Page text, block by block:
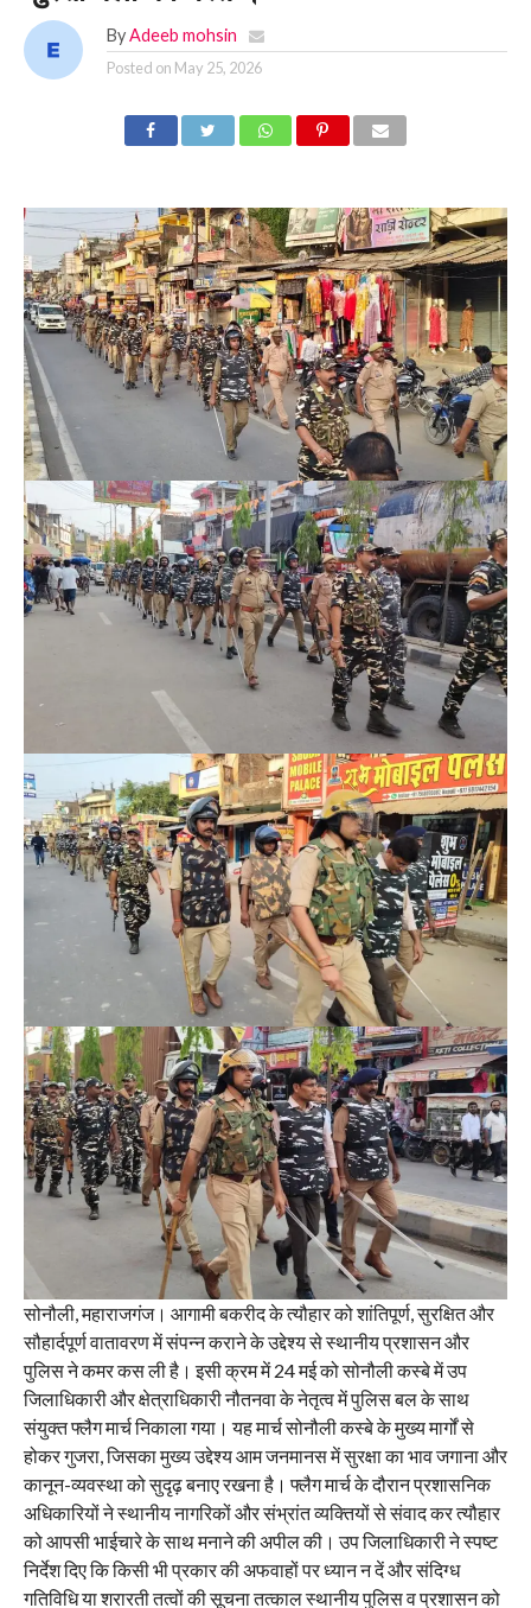
By Adeeb mohsin
Posted on May 25, 2026
सोनौली, महाराजगंज। आगामी बकरीद के त्यौहार को शांतिपूर्ण, सुरक्षित और
सौहार्दपूर्ण वातावरण में संपन्न कराने के उद्देश्य से स्थानीय प्रशासन और
पुलिस ने कमर कस ली है। इसी क्रम में 24 मई को सोनौली कस्बे में उप
जिलाधिकारी और क्षेत्राधिकारी नौतनवा के नेतृत्व में पुलिस बल के साथ
संयुक्त फ्लैग मार्च निकाला गया। यह मार्च सोनौली कस्बे के मुख्य मार्गों से
होकर गुजरा, जिसका मुख्य उद्देश्य आम जनमानस में सुरक्षा का भाव जगाना और
कानून-व्यवस्था को सुदृढ़ बनाए रखना है। फ्लैग मार्च के दौरान प्रशासनिक
अधिकारियों ने स्थानीय नागरिकों और संभ्रांत व्यक्तियों से संवाद कर त्यौहार
को आपसी भाईचारे के साथ मनाने की अपील की। उप जिलाधिकारी ने स्पष्ट
निर्देश दिए कि किसी भी प्रकार की अफवाहों पर ध्यान न दें और संदिग्ध
गतिविधि या शरारती तत्वों की सूचना तत्काल स्थानीय पुलिस व प्रशासन को